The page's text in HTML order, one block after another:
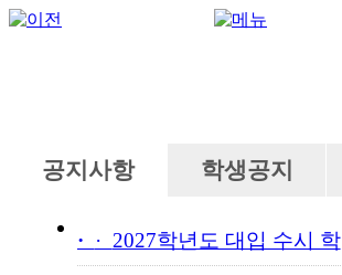
공지사항 학생공지
· 2027학년도 대입 수시 학교...